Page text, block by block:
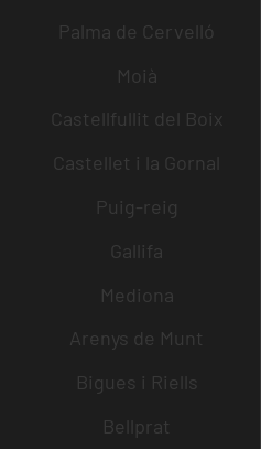
Palma de Cervelló
Moià
Castellfullit del Boix
Castellet i la Gornal
Puig-reig
Gallifa
Mediona
Arenys de Munt
Bigues i Riells
Bellprat